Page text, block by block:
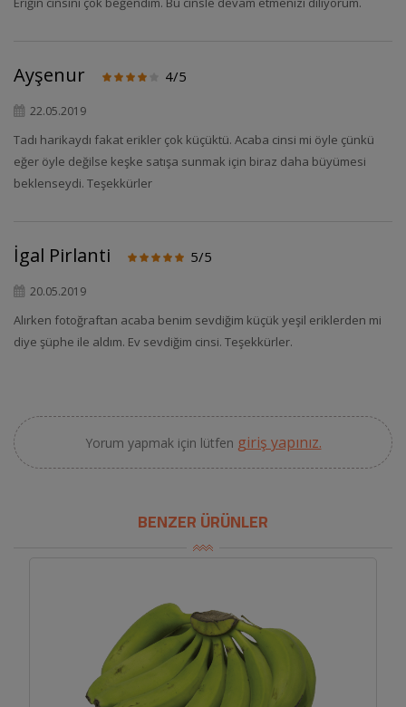
Ayşenur 4/5
22.05.2019
Tadı harikaydı fakat erikler çok küçüktü. Acaba cinsi mi öyle çünkü
eğer öyle değilse keşke satışa sunmak için biraz daha büyümesi
beklenseydi. Teşekkürler
İgal Pirlanti 5/5
20.05.2019
Alırken fotoğraftan acaba benim sevdiğim küçük yeşil eriklerden mi
diye şüphe ile aldım. Ev sevdiğim cinsi. Teşekkürler.
Yorum yapmak için lütfen giriş yapınız.
BENZER ÜRÜNLER